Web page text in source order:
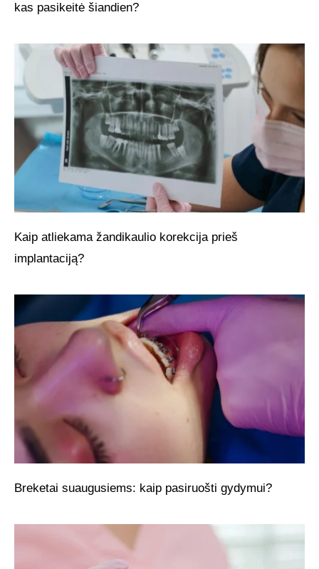
kas pasikeitė šiandien?
Kaip atliekama žandikaulio korekcija prieš
implantaciją?
Breketai suaugusiems: kaip pasiruošti gydymui?